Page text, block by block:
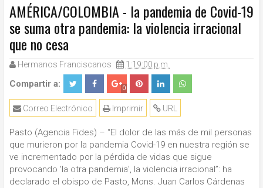
AMÉRICA/COLOMBIA - la pandemia de Covid-19
se suma otra pandemia: la violencia irracional
que no cesa
Hermanos Franciscanos 1:19:00 p.m.
Compartir a: 0
URL
Imprimir
Correo Electrónico
Pasto (Agencia Fides) – “El dolor de las más de mil personas
que murieron por la pandemia Covid-19 en nuestra región se
ve incrementado por la pérdida de vidas que sigue
provocando 'la otra pandemia', la violencia irracional”: ha
declarado el obispo de Pasto, Mons. Juan Carlos Cárdenas